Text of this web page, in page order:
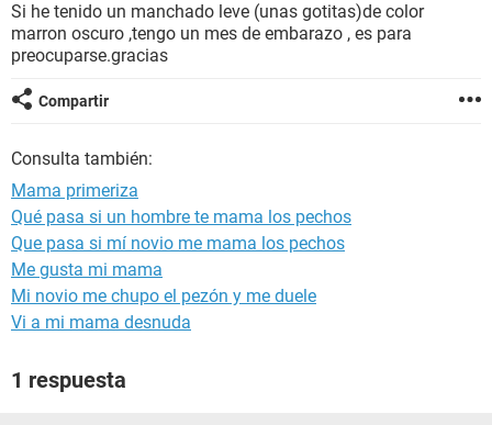
BIENESTAR
Si he tenido un manchado leve (unas gotitas)de color
marron oscuro ,tengo un mes de embarazo , es para
preocuparse.gracias
Compartir
Consulta también:
Mama primeriza
Qué pasa si un hombre te mama los pechos
Que pasa si mí novio me mama los pechos
Me gusta mi mama
Mi novio me chupo el pezón y me duele
Vi a mi mama desnuda
1 respuesta